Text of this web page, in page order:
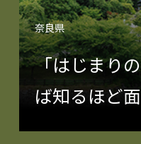
奈良県
「はじまり
ば知るほど